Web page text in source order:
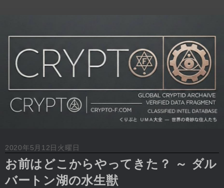
2020年5月12日火曜日
お前はどこからやってきた？ ～ ダル
バートン湖の水生獣